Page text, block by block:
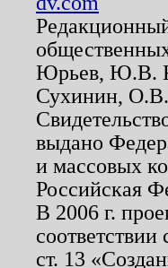
Юрьев, Ю.В.
Сухинин, О.В.
выдано
и массовых
Российская
В 2006 г.
соответствии
ст. 13